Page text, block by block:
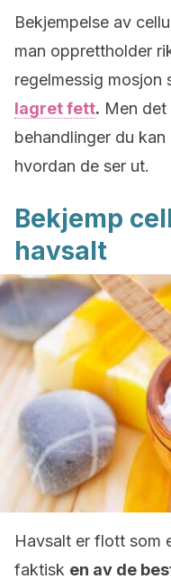
Bekjempelse av
man opprettholder
regelmessig mosjon
lagret fett. Men
behandlinger du
hvordan de ser ut.
Bekjemp
havsalt
Havsalt er flott som
faktisk en av de